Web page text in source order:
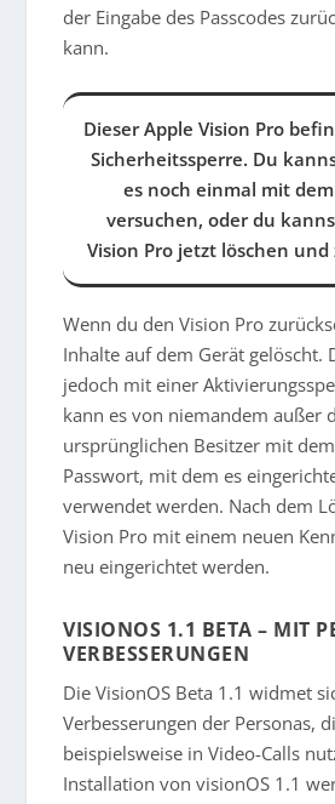
der Eingabe des Passcodes
kann.
Dieser Apple Vision Pro
Sicherheitssperre. Du
es noch einmal mit dem
versuchen, oder du
Vision Pro jetzt löschen
Wenn du den Vision Pro
Inhalte auf dem Gerät gelöscht.
jedoch mit einer
kann es von niemandem außer
ursprünglichen Besitzer mit
Passwort, mit dem es
verwendet werden. Nach dem
Vision Pro mit einem neuen
neu eingerichtet werden.
VISIONOS 1.1 BETA – MIT
VERBESSERUNGEN
Die VisionOS Beta 1.1 widmet
Verbesserungen der Personas,
beispielsweise in Video-Calls
Installation von visionOS 1.1